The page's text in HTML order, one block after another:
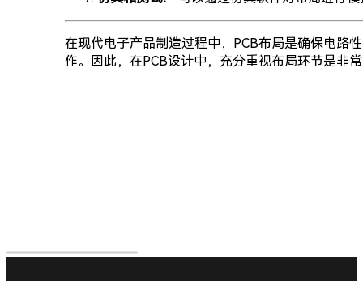
在现代电子产品制造过程中，PCB布局是确保电路
作。因此，在PCB设计中，充分重视布局环节是非